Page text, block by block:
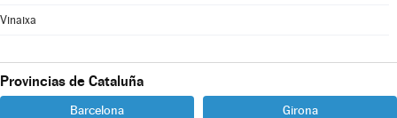
Vinaixa
Provincias de Cataluña
Barcelona Girona